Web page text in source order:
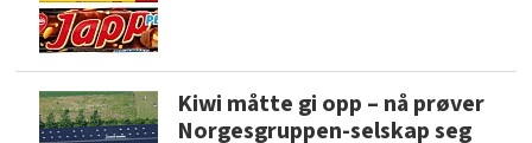
Kiwi måtte gi opp – nå prøver
Norgesgruppen-selskap seg